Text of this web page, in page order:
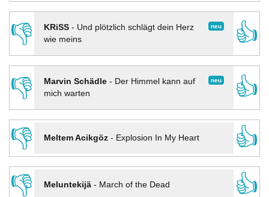
👎
neu
KRiSS- Und plötzlich schlägt dein Herz
wie meins
👍
👎 neu
Marvin Schädle- Der Himmel kann auf
mich warten
👍
👎
Meltem Acikgöz- Explosion In My Heart
👍
👎
Meluntekijä- March of the Dead
👍